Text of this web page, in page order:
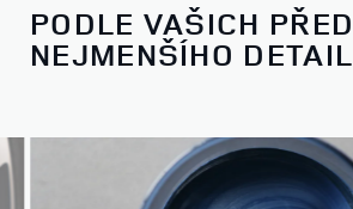
PODLE VAŠICH
NEJMENŠÍHO